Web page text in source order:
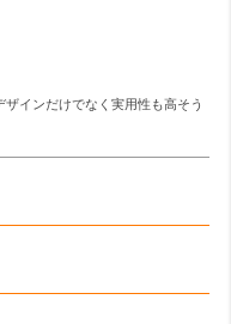
インだけでなく実用性も高そう